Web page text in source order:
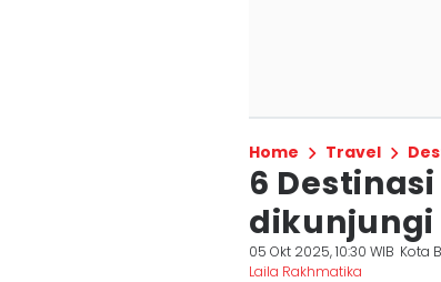
Home Travel
6
dikunjungi
05 Okt 2025, 10:30 WIB Kota
Laila Rakhmatika